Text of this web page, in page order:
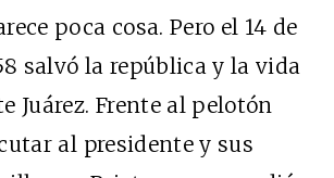
poca cosa. Pero el 14 de
salvó la república y la vida
Juárez. Frente al pelotón
al presidente y sus